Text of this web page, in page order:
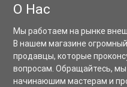
О Нас
Мы работаем на рынке
В нашем магазине
продавцы, которые
вопросам. Обращайтесь,
начинаюшим мастерам и